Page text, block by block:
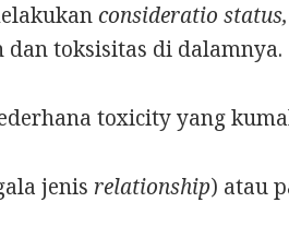
consideratio
dan toksisitas di dalamnya.
toxicity yang
jenis relationship) atau